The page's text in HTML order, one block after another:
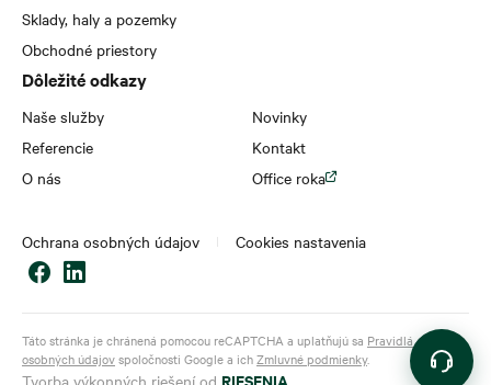
Sklady, haly a pozemky
Obchodné priestory
Dôležité odkazy
Naše služby
Referencie
O nás
Novinky
Kontakt
Office roka
Ochrana osobných údajov Cookies nastavenia
Táto stránka je chránená pomocou reCAPTCHA a uplatňujú sa Pravidlá ochrany
osobných údajovspoločnosti Google a ichZmluvné podmienky.
Tvorba výkonných riešení od RIESENIA